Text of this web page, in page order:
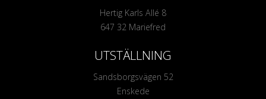
Hertig Karls Allé 8
647 32 Mariefred
UTSTÄLLNING
Sandsborgsvägen 52
Enskede